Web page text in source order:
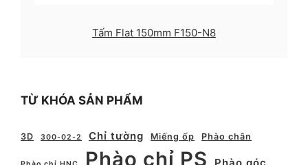
Tấm Flat 150mm F150-N8
TỪ KHÓA SẢN PHẨM
3D 300-02-2 Chỉ tường Miếng ốp Phào chân
Phào chỉ PS